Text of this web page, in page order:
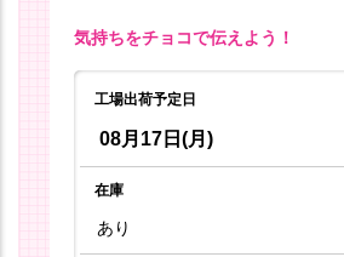
気持ちをチョコで伝えよう！
工場出荷予定日
08月17日(月)
在庫
あり